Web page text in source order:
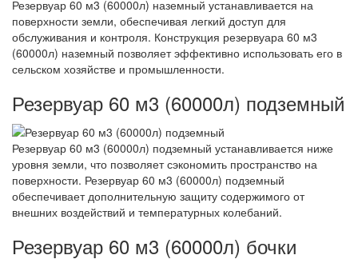
Резервуар 60 м3 (60000л) наземный устанавливается на
поверхности земли, обеспечивая легкий доступ для
обслуживания и контроля. Конструкция резервуара 60 м3
(60000л) наземный позволяет эффективно использовать его в
сельском хозяйстве и промышленности.
Резервуар 60 м3 (60000л) подземный
Резервуар 60 м3 (60000л) подземный устанавливается ниже
уровня земли, что позволяет сэкономить пространство на
поверхности. Резервуар 60 м3 (60000л) подземный
обеспечивает дополнительную защиту содержимого от
внешних воздействий и температурных колебаний.
Резервуар 60 м3 (60000л) бочки